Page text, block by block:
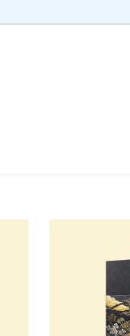
bảo hộp luôn chắc
chuyển.
giác sang trọng, tinh